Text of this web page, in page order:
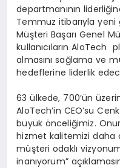
departmanının
Temmuz itibarıyla yeni
Müşteri Başarı Genel
kullanıcıların
almasını sağlama ve
hedeflerine liderlik
63 ülkede, 700’ün
AloTech’in CEO’su
büyük önceliğimiz.
hizmet kalitemizi daha
müşteri odaklı
inanıyorum”